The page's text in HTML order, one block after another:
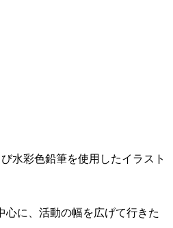
水彩色鉛筆を使用したイラスト
に、活動の幅を広げて行きた